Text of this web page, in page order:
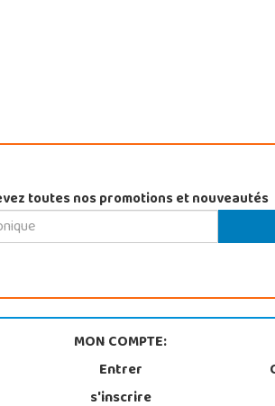
toutes nos promotions et nouveautés
MON COMPTE:
Entrer
s'inscrire